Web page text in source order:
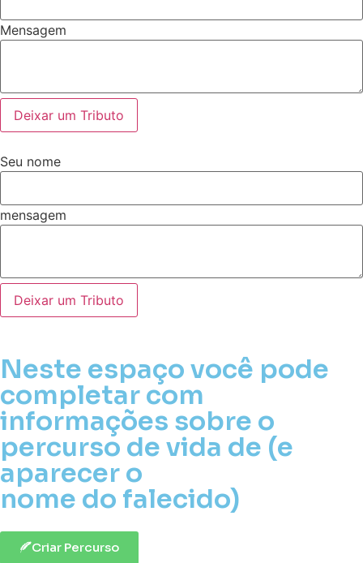
Mensagem
Deixar um Tributo
Seu nome
mensagem
Deixar um Tributo
Neste espaço você pode
completar com
informações sobre o
percurso de vida de (e
aparecer o
nome do falecido)
Criar Percurso